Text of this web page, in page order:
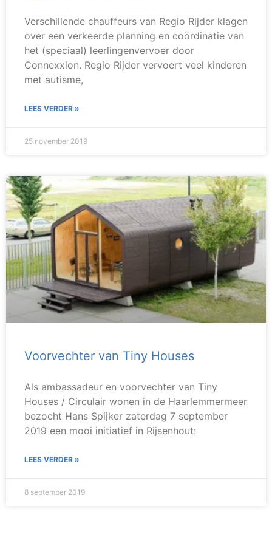
Verschillende chauffeurs van Regio Rijder klagen
over een verkeerde planning en coördinatie van
het (speciaal) leerlingenvervoer door
Connexxion. Regio Rijder vervoert veel kinderen
met autisme,
LEES VERDER »
25 november 2019
Voorvechter van Tiny Houses
Als ambassadeur en voorvechter van Tiny
Houses / Circulair wonen in de Haarlemmermeer
bezocht Hans Spijker zaterdag 7 september
2019 een mooi initiatief in Rijsenhout:
LEES VERDER »
8 september 2019